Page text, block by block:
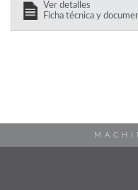
Ver detalles
Ficha técnica y